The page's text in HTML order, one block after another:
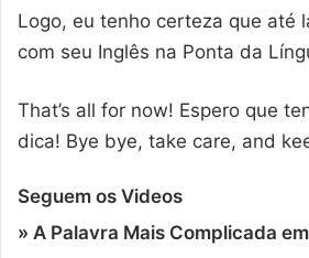
Logo, eu tenho certeza que até
com seu Inglês na Ponta da
That’s all for now! Espero que
dica! Bye bye, take care, and
Seguem os Videos
» A Palavra Mais Complicada